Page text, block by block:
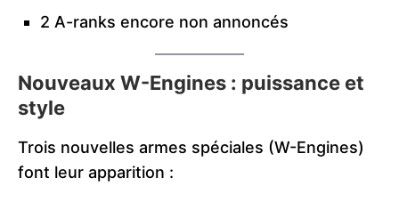
2 A-ranks encore non annoncés
Nouveaux W-Engines : puissance et
style
Trois nouvelles armes spéciales (W-Engines)
font leur apparition :